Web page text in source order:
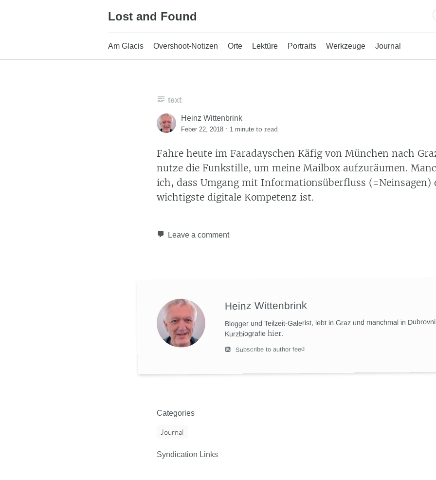
Lost and Found
Am Glacis Overshoot-Notizen Orte Lektüre Portraits Werkzeuge Journal
text
Heinz Wittenbrink
Feber 22, 2018 · 1 minute to read
Fahre heute im Faradayschen Käfig von München nach
nutze die Funkstille, um meine Mailbox aufzuräumen.
ich, dass Umgang mit Informationsüberfluss (=Neinsagen)
wichtigste digitale Kompetenz ist.
Leave a comment
Heinz Wittenbrink
Blogger und Teilzeit-Galerist, lebt in Graz und manchmal in
Kurzbiografiehier.
Subscribe to author feed
Categories
Journal
Syndication Links